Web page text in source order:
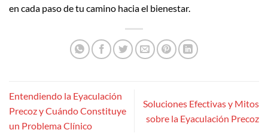
en cada paso de tu camino hacia el bienestar.
Entendiendo la Eyaculación
Precoz y Cuándo Constituye
un Problema Clínico
Soluciones Efectivas y Mitos
sobre la Eyaculación Precoz